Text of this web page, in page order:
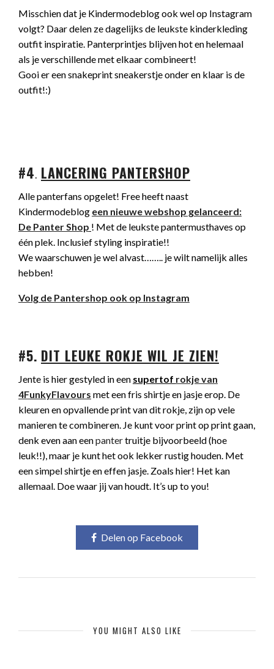
Misschien dat je Kindermodeblog ook wel op Instagram
volgt? Daar delen ze dagelijks de leukste kinderkleding
outfit inspiratie. Panterprintjes blijven hot en helemaal
als je verschillende met elkaar combineert!
Gooi er een snakeprint sneakerstje onder en klaar is de
outfit!:)
#4. LANCERING PANTERSHOP
Alle panterfans opgelet! Free heeft naast
Kindermodeblog een nieuwe webshop gelanceerd:
De Panter Shop ! Met de leukste pantermusthaves op
één plek. Inclusief styling inspiratie!!
We waarschuwen je wel alvast…….. je wilt namelijk alles
hebben!
Volg de Pantershop ook op Instagram
#5. DIT LEUKE ROKJE WIL JE ZIEN!
Jente is hier gestyled in een supertof rokje van
4FunkyFlavours met een fris shirtje en jasje erop. De
kleuren en opvallende print van dit rokje, zijn op vele
manieren te combineren. Je kunt voor print op print gaan,
denk even aan eenpantertruitje bijvoorbeeld (hoe
leuk!!), maar je kunt het ook lekker rustig houden. Met
een simpel shirtje en effen jasje. Zoals hier! Het kan
allemaal. Doe waar jij van houdt. It’s up to you!
Delen op Facebook
YOU MIGHT ALSO LIKE